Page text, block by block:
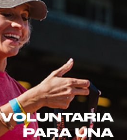
VOLUNTARIA
PARA UNA